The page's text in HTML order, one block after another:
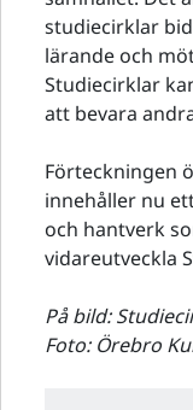
studiecirklar
lärande och
Studiecirklar
att bevara
Förteckningen
innehåller nu
och hantverk
vidareutveckla
På bild:
Foto: Örebro